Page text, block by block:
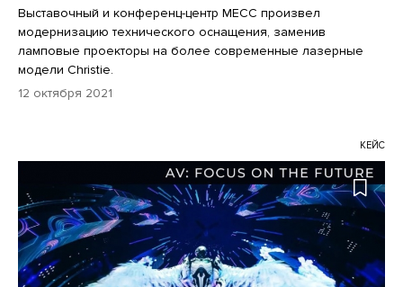
Выставочный и конференц-центр MECC произвел
модернизацию технического оснащения, заменив
ламповые проекторы на более современные лазерные
модели Christie.
12 октября 2021
КЕЙС